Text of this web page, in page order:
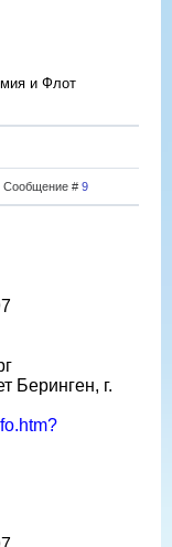
и Флот
Сообщение # 9
Беринген, г.